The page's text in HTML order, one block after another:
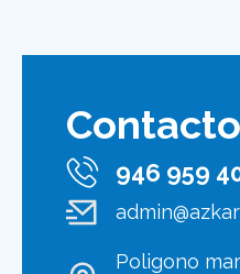
Contacto
946 959
Poligono